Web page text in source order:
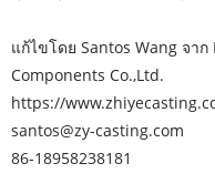
แก้ไขโดย Santos Wang จา
Components Co.,Ltd.
https://
santos@zy-casting.com
86-18958238181